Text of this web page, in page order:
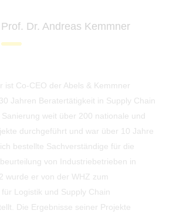
Prof. Dr. Andreas Kemmner
ist Co-CEO der Abels & Kemmner
Jahren Beratertätigkeit in Supply Chain
weit über 200 nationale und
durchgeführt und war über 10 Jahre
bestellte Sachverständige für die
von Industriebetrieben in
wurde er von der WHZ zum
Logistik und Supply Chain
Die Ergebnisse seiner Projekte